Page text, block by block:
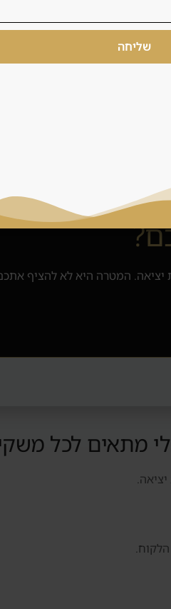
יציאה. המטרה היא לא להציף
מתאים לכל
שליחה